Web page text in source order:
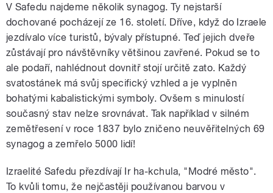
V Safedu najdeme několik synagog. Ty nejstarší
dochované pocházejí ze 16. století. Dříve, když do Izraele
jezdívalo více turistů, bývaly přístupné. Teď jejich dveře
zůstávají pro návštěvníky většinou zavřené. Pokud se to
ale podaří, nahlédnout dovnitř stojí určitě zato. Každý
svatostánek má svůj specifický vzhled a je vyplněn
bohatými kabalistickými symboly. Ovšem s minulostí
současný stav nelze srovnávat. Tak například v silném
zemětřesení v roce 1837 bylo zničeno neuvěřitelných 69
synagog a zemřelo 5000 lidí!
Izraelité Safedu přezdívají Ir ha-kchula, "Modré město".
To kvůli tomu, že nejčastěji používanou barvou v